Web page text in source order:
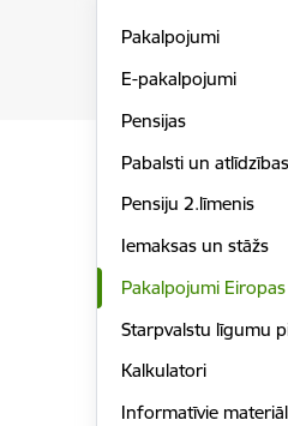
Pakalpojumi
E-pakalpojumi
Pensijas
Pabalsti un atlīdzības
Pensiju 2.līmenis
Iemaksas un stāžs
Pakalpojumi
Starpvalstu līgumu
Kalkulatori
Informatīvie